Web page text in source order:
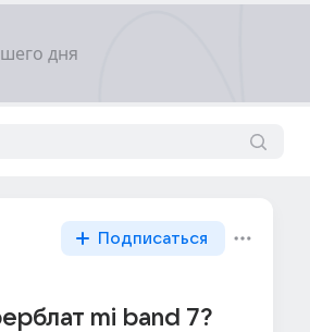
Подписаться
mi band 7?